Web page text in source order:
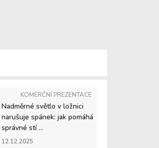
KOMERČNÍ PREZENTACE
Nadměrné světlo v ložnici
narušuje spánek: jak pomáhá
správné stí ...
12.12.2025